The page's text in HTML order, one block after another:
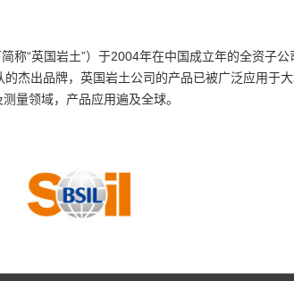
称“英国岩土”）于2004年在中国成立年的全资子
杰出品牌，英国岩土公司的产品已被广泛应用于
量领域，产品应用遍及全球。